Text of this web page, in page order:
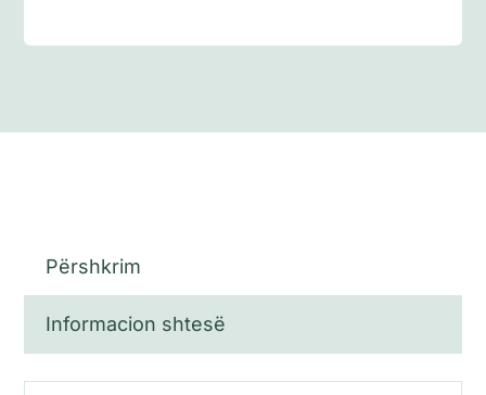
Përshkrim
Informacion shtesë